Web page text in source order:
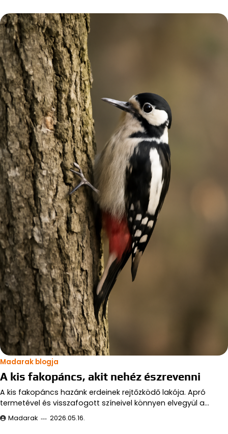
Madarak blogja
A kis fakopáncs, akit nehéz észrevenni
A kis fakopáncs hazánk erdeinek rejtőzködő lakója. Apró
termetével és visszafogott színeivel könnyen elvegyül a…
Madarak 2026.05.16.